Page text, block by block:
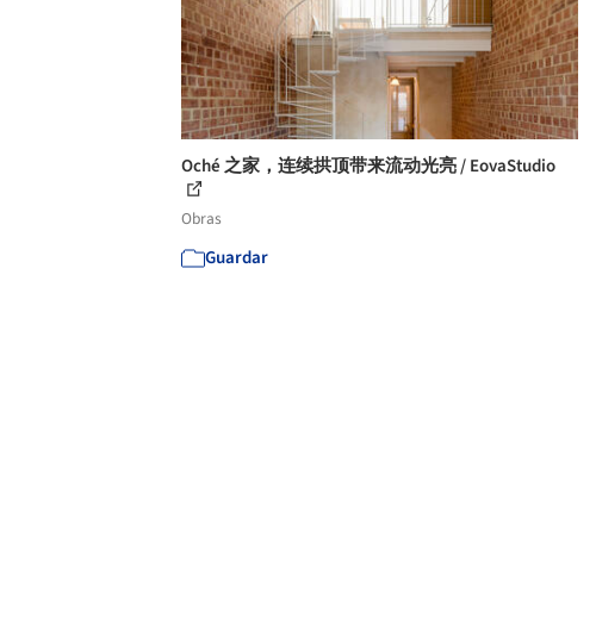
Oché 之家，连续拱顶带来流动光亮 / EovaStudio
Obras
Guardar